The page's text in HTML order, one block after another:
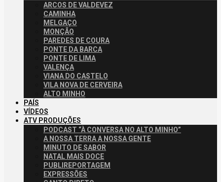
ARCOS DE VALDEVEZ
CAMINHA
MELGAÇO
MONÇÃO
PAREDES DE COURA
PONTE DA BARCA
PONTE DE LIMA
VALENÇA
VIANA DO CASTELO
VILA NOVA DE CERVEIRA
ALTO MINHO
PAÍS
VÍDEOS
ATV PRODUÇÕES
PODCAST “À CONVERSA NO ALTO MINHO”
A NOSSA TERRA A NOSSA GENTE
MINUTO DE SABOR
NATAL MAIS DOCE
PUBLIREPORTAGEM
EXPRESSÕES